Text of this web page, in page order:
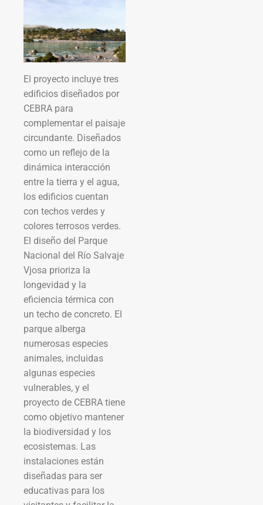
El proyecto incluye tres
edificios diseñados por
CEBRA para
complementar el paisaje
circundante. Diseñados
como un reflejo de la
dinámica interacción
entre la tierra y el agua,
los edificios cuentan
con techos verdes y
colores terrosos verdes.
El diseño del Parque
Nacional del Río Salvaje
Vjosa prioriza la
longevidad y la
eficiencia térmica con
un techo de concreto. El
parque alberga
numerosas especies
animales, incluidas
algunas especies
vulnerables, y el
proyecto de CEBRA tiene
como objetivo mantener
la biodiversidad y los
ecosistemas. Las
instalaciones están
diseñadas para ser
educativas para los